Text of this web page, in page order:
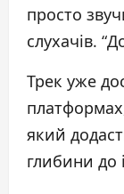
просто
слухачів.
Трек уже
який
глибини до